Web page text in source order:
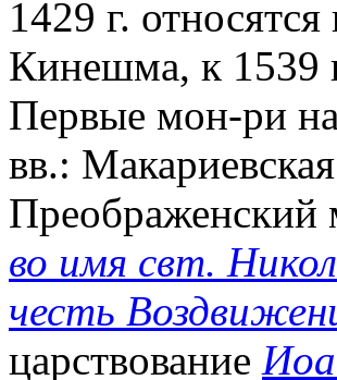
1429 г.
Кинешма, к 1539
Первые мон-ри
вв.:
во имя свт.
честь
царствование